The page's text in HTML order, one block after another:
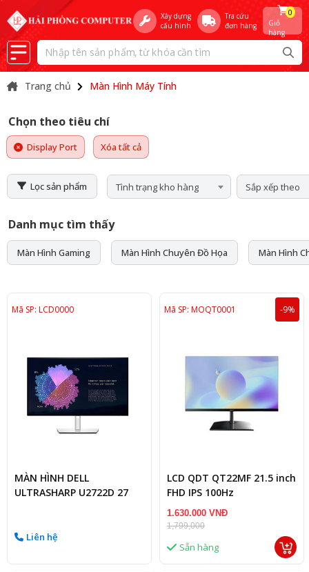
Xây dựng
cấu hình
Tra cứu
đơn hàng
Giỏ
hàng
0
Trang chủ Màn Hình Máy Tính
Chọn theo tiêu chí
Display Port Xóa tất cả
Lọc sản phẩm Tình trạng kho hàng Sắp xếp theo
Danh mục tìm thấy
Màn Hình Gaming Màn Hình Chuyên Đồ Họa Màn Hình
Mã SP: LCD0000
MÀN HÌNH DELL
ULTRASHARP U2722D 27
Liên hệ
Mã SP: MOQT0001 -9%
LCD QDT QT22MF 21.5 inch
FHD IPS 100Hz
1.630.000 VNĐ
1,799,000
Sẵn hàng